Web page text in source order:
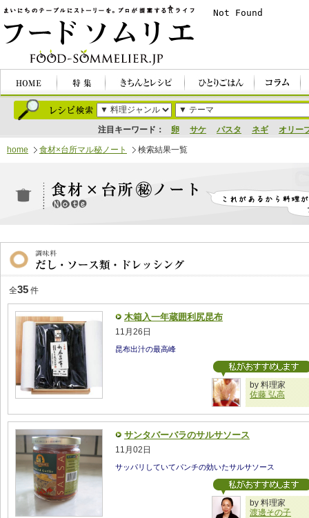
注目キーワード： 卵 サケ パスタ ネギ オリー
home 食材×台所マル秘ノート 検索結果一覧
全35 件
木箱入一年蔵囲利尻昆布
11月26日
昆布出汁の最高峰
by 料理家
佐藤 弘高
サンタバーバラのサルサソース
11月02日
サッパリしていてパンチの効いたサルサソース
by 料理家
渡邊その子